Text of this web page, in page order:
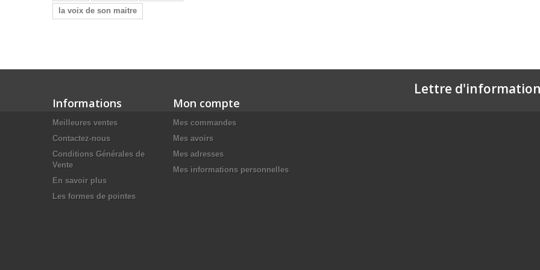
la voix de son maitre
Informations
Meilleures ventes
Contactez-nous
Conditions Générales de
Vente
En savoir plus
Les formes de pointes
Mon compte
Mes commandes
Mes avoirs
Mes adresses
Mes informations personnelles
Lettre